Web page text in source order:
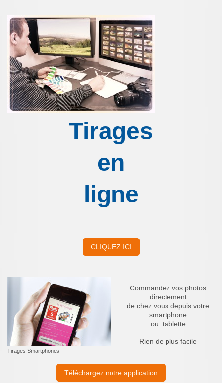
Tirages
en
ligne
CLIQUEZ ICI
Tirages Smartphones
Commandez vos photos
directement
de chez vous depuis votre
smartphone
ou tablette
Rien de plus facile
Téléchargez notre application